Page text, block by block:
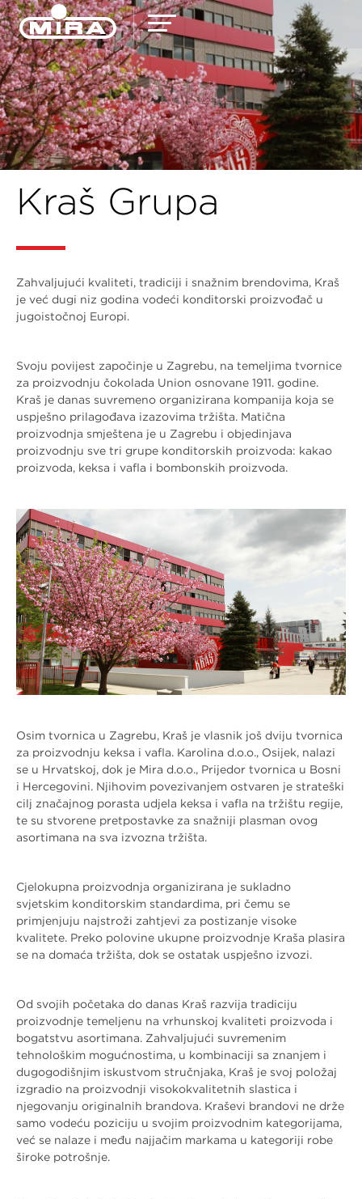
Kraš Grupa
Zahvaljujući kvaliteti, tradiciji i snažnim brendovima, Kraš
je već dugi niz godina vodeći konditorski proizvođač u
jugoistočnoj Europi.
Svoju povijest započinje u Zagrebu, na temeljima tvornice
za proizvodnju čokolada Union osnovane 1911. godine.
Kraš je danas suvremeno organizirana kompanija koja se
uspješno prilagođava izazovima tržišta. Matična
proizvodnja smještena je u Zagrebu i objedinjava
proizvodnju sve tri grupe konditorskih proizvoda: kakao
proizvoda, keksa i vafla i bombonskih proizvoda.
Osim tvornica u Zagrebu, Kraš je vlasnik još dviju tvornica
za proizvodnju keksa i vafla. Karolina d.o.o., Osijek, nalazi
se u Hrvatskoj, dok je Mira d.o.o., Prijedor tvornica u Bosni
i Hercegovini. Njihovim povezivanjem ostvaren je strateški
cilj značajnog porasta udjela keksa i vafla na tržištu regije,
te su stvorene pretpostavke za snažniji plasman ovog
asortimana na sva izvozna tržišta.
Cjelokupna proizvodnja organizirana je sukladno
svjetskim konditorskim standardima, pri čemu se
primjenjuju najstroži zahtjevi za postizanje visoke
kvalitete. Preko polovine ukupne proizvodnje Kraša plasira
se na domaća tržišta, dok se ostatak uspješno izvozi.
Od svojih početaka do danas Kraš razvija tradiciju
proizvodnje temeljenu na vrhunskoj kvaliteti proizvoda i
bogatstvu asortimana. Zahvaljujući suvremenim
tehnološkim mogućnostima, u kombinaciji sa znanjem i
dugogodišnjim iskustvom stručnjaka, Kraš je svoj položaj
izgradio na proizvodnji visokokvalitetnih slastica i
njegovanju originalnih brandova. Kraševi brandovi ne drže
samo vodeću poziciju u svojim proizvodnim kategorijama,
već se nalaze i među najjačim markama u kategoriji robe
široke potrošnje.